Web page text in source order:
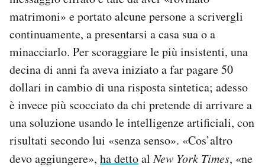
matrimoni» e portato alcune persone a scrivergli
continuamente, a presentarsi a casa sua o a
minacciarlo. Per scoraggiare le più insistenti, una
decina di anni fa aveva iniziato a far pagare 50
dollari in cambio di una risposta sintetica; adesso
è invece più scocciato da chi pretende di arrivare a
una soluzione usando le intelligenze artificiali, con
risultati secondo lui «senza senso». «Cos’altro
devo aggiungere», ha dettoalNew York Times, «ne